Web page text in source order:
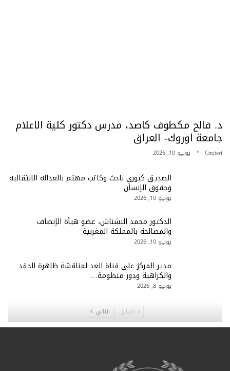
د. فالح مكطوف كاصد، مدرس دكتور كلية الاعلام
جامعة اوروك- العراق
Cmjteri يوليو 10, 2026
الصديق كبوري باحث وكاتب مهتم بالعدالة الانتقالية
وحقوق الإنسان
يوليو 10, 2026
الدكتور محمد النشناش، عضو هيأة الإنصاف
والمصالحة بالمملكة المغربية
يوليو 10, 2026
مدير المركز على قناة الغد لمناقشة ظاهرة الحقد
والكراهية ودور منظومة…
يوليو 8, 2026
السابق التالي